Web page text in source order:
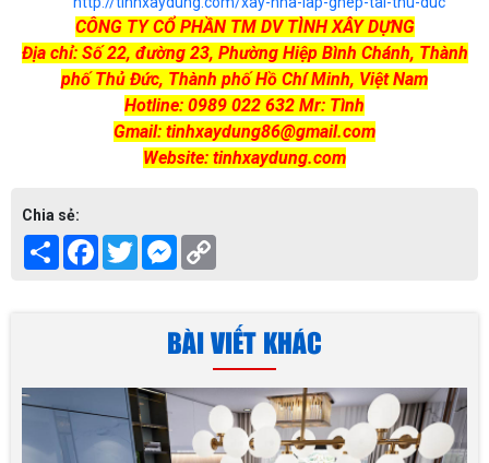
CÔNG TY CỔ PHẦN TM DV TÌNH XÂY DỰNG
Địa chỉ: Số 22, đường 23, Phường Hiệp Bình Chánh, Thành
phố Thủ Đức, Thành phố Hồ Chí Minh, Việt Nam
Hotline: 0989 022 632 Mr: Tình
Gmail: tinhxaydung86@gmail.com
Website: tinhxaydung.com
Chia sẻ:
Share Facebook
TwitterMessenger
BÀI VIẾT KHÁC